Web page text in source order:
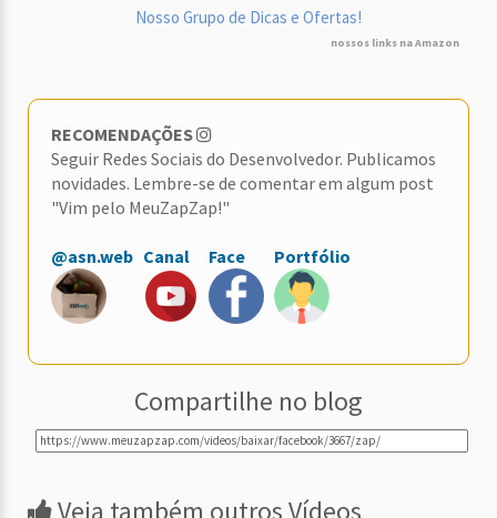
Nosso Grupo de Dicas e Ofertas!
nossos links na Amazon
RECOMENDAÇÕES
Seguir Redes Sociais do Desenvolvedor. Publicamos
novidades. Lembre-se de comentar em algum post
"Vim pelo MeuZapZap!"
@asn.web Canal Face Portfólio
Compartilhe no blog
Veja também outros Vídeos